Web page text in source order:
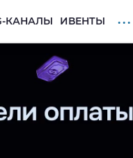
КАНАЛЫ ИВЕНТЫ . . .